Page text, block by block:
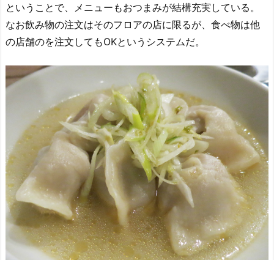
ということで、メニューもおつまみが結構充実している。
なお飲み物の注文はそのフロアの店に限るが、食べ物は他
の店舗のを注文してもOKというシステムだ。